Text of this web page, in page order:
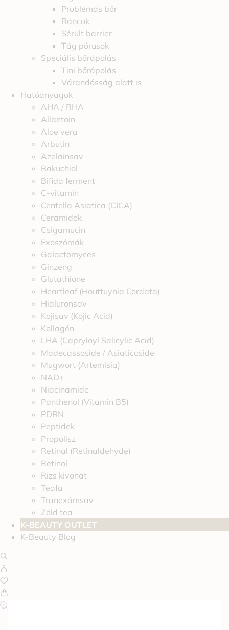
Problémás bőr
Ráncok
Sérült barrier
Tág pórusok
Speciális bőrápolás
Tini bőrápolás
Várandósság alatt is
Hatóanyagok
AHA / BHA
Allantoin
Aloe vera
Arbutin
Azelainsav
Bakuchiol
Bifida ferment
C-vitamin
Centella Asiatica (CICA)
Ceramidok
Csigamucin
Exoszómák
Galactomyces
Ginzeng
Glutathione
Heartleaf (Houttuynia Cordata)
Hialuronsav
Kojisav (Kojic Acid)
Kollagén
LHA (Capryloyl Salicylic Acid)
Madecassoside / Asiaticoside
Mugwort (Artemisia)
NAD+
Niacinamide
Panthenol (Vitamin B5)
PDRN
Peptidek
Propolisz
Retinal (Retinaldehyde)
Retinol
Rizs kivonat
Teafa
Tranexámsav
Zöld tea
K-BEAUTY OUTLET
K-Beauty Blog